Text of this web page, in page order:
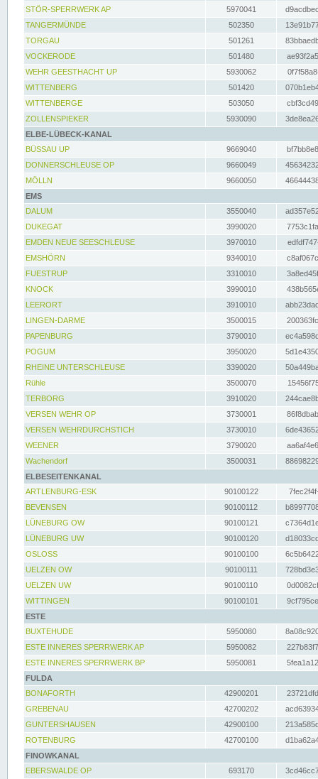
STÖR-SPERRWERK AP 5970041
TANGERMÜNDE
502350
TORGAU
501261
VOCKERODE
501480
WEHR GEESTHACHT UP
5930062
WITTENBERG
501420
WITTENBERGE
503050
ZOLLENSPIEKER
5930090
ELBE-LÜBECK-KANAL
BÜSSAU UP
9669040
DONNERSCHLEUSE OP
9660049
MÖLLN
9660050
EMS
DALUM
3550040
DUKEGAT
3990020
EMDEN NEUE SEESCHLEUSE
3970010
EMSHÖRN
9340010
FUESTRUP
3310010
KNOCK
3990010
LEERORT
3910010
LINGEN-DARME
3500015
PAPENBURG
3790010
POGUM
3950020
RHEINE UNTERSCHLEUSE
3390020
Rühle
3500070
TERBORG
3910020
VERSEN WEHR OP
3730001
VERSEN WEHRDURCHSTICH
3730010
WEENER
3790020
Wachendorf
3500031
ELBESEITENKANAL
ARTLENBURG-ESK
90100122
BEVENSEN
90100112
LÜNEBURG OW
90100121
LÜNEBURG UW
90100120
OSLOSS
90100100
UELZEN OW
90100111
UELZEN UW
90100110
WITTINGEN
90100101
ESTE
BUXTEHUDE
5950080
ESTE INNERES SPERRWERK AP
5950082
ESTE INNERES SPERRWERK BP
5950081
FULDA
BONAFORTH
42900201
GREBENAU
42700202
GUNTERSHAUSEN
42900100
ROTENBURG
42700100
FINOWKANAL
EBERSWALDE OP
693170